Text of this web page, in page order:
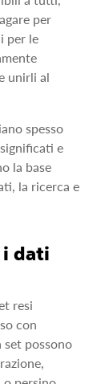
per
per le
unirli al
spesso
e
la base
la ricerca e
dati
resi
con
set possono